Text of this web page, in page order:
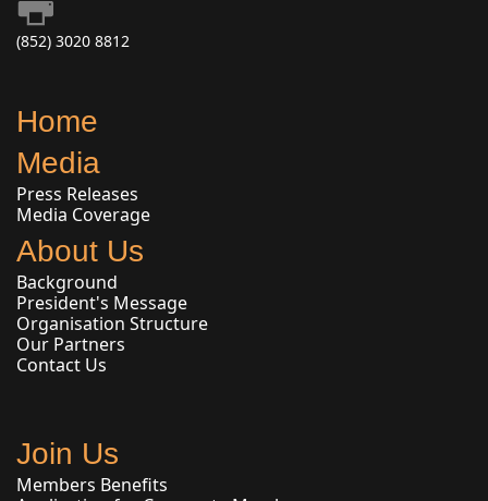
(852) 3020 8812
Home
Media
Press Releases
Media Coverage
About Us
Background
President's Message
Organisation Structure
Our Partners
Contact Us
Join Us
Members Benefits